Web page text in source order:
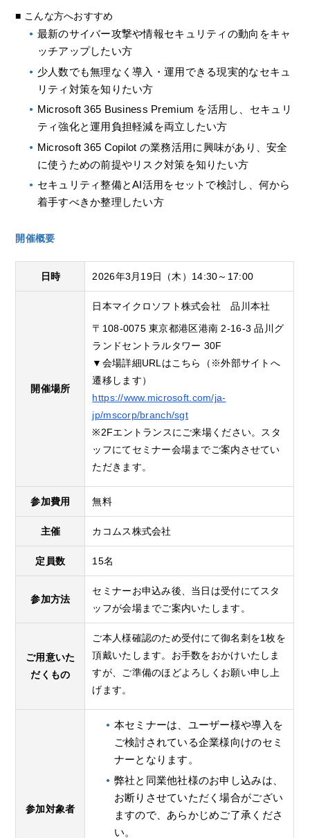
■ こんな方へおすすめ
最新のサイバー攻撃や情報セキュリティの動向をキャ
ッチアップしたい方
少人数でも無理なく導入・運用できる現実的なセキュ
リティ対策を知りたい方
Microsoft 365 Business Premium を活用し、セキュリ
ティ強化と運用負担軽減を両立したい方
Microsoft 365 Copilot の業務活用に興味があり、安全
に使うための前提やリスク対策を知りたい方
セキュリティ整備とAI活用をセットで検討し、何から
着手すべきか整理したい方
開催概要
日時 2026年3月19日（木）14:30～17:00
開催場所
日本マイクロソフト株式会社 品川本社
〒108-0075 東京都港区港南 2-16-3 品川グ
ランドセントラルタワー 30F
▼会場詳細URLはこちら（※外部サイトへ
遷移します）
https://www.microsoft.com/ja-
jp/mscorp/branch/sgt
※2Fエントランスにご来場ください。スタ
ッフにてセミナー会場までご案内させてい
ただきます。
参加費用 無料
主催 カコムス株式会社
定員数 15名
参加方法
セミナーお申込み後、当日は受付にてスタ
ッフが会場までご案内いたします。
ご用意いた
だくもの
ご本人様確認のため受付にて御名刺を1枚を
頂戴いたします。お手数をおかけいたしま
すが、ご準備のほどよろしくお願い申し上
げます。
参加対象者
本セミナーは、ユーザー様や導入を
ご検討されている企業様向けのセミ
ナーとなります。
弊社と同業他社様のお申し込みは、
お断りさせていただく場合がござい
ますので、あらかじめご了承くださ
い。